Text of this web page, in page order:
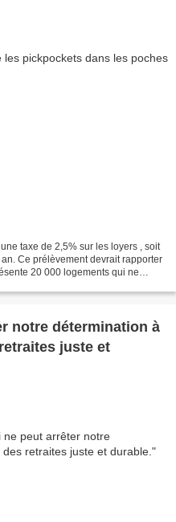
taxe de 2,5% sur les loyers , soit
Ce prélèvement devrait rapporter
20 000 logements qui ne
notre détermination à
juste et